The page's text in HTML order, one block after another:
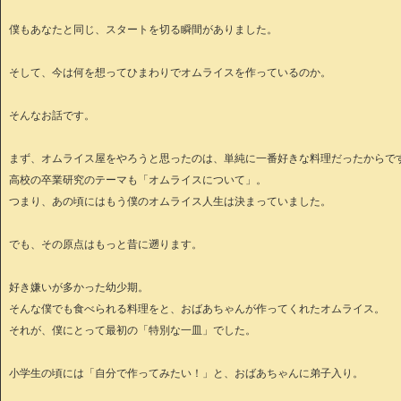
僕もあなたと同じ、スタートを切る瞬間がありました。
そして、今は何を想ってひまわりでオムライスを作っているのか。
そんなお話です。
まず、オムライス屋をやろうと思ったのは、単純に一番好きな料理だったからで
高校の卒業研究のテーマも「オムライスについて」。
つまり、あの頃にはもう僕のオムライス人生は決まっていました。
でも、その原点はもっと昔に遡ります。
好き嫌いが多かった幼少期。
そんな僕でも食べられる料理をと、おばあちゃんが作ってくれたオムライス。
それが、僕にとって最初の「特別な一皿」でした。
小学生の頃には「自分で作ってみたい！」と、おばあちゃんに弟子入り。